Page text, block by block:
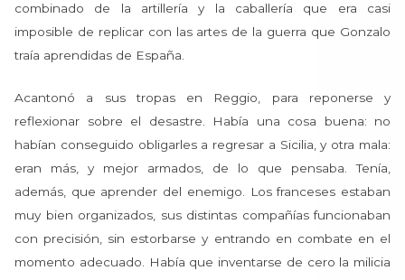
combinado de la artillería y la caballería que era casi
imposible de replicar con las artes de la guerra que Gonzalo
traía aprendidas de España.
Acantonó a sus tropas en Reggio, para reponerse y
reflexionar sobre el desastre. Había una cosa buena: no
habían conseguido obligarles a regresar a Sicilia, y otra mala:
eran más, y mejor armados, de lo que pensaba. Tenía,
además, que aprender del enemigo. Los franceses estaban
muy bien organizados, sus distintas compañías funcionaban
con precisión, sin estorbarse y entrando en combate en el
momento adecuado. Había que inventarse de cero la milicia